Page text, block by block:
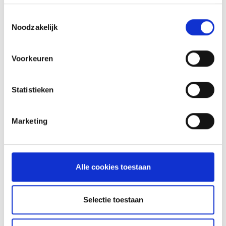
Noodzakelijk
Voorkeuren
Statistieken
Marketing
Alle cookies toestaan
Selectie toestaan
RECEPTEN EN TIPS
MEER INFORMATIE